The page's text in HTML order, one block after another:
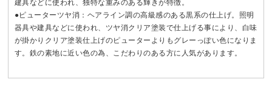
建具などに使われ、独特な重みのある輝きが特徴。
●ピューターツヤ消：ヘアライン調の高級感のある黒系の仕上げ。照明
器具や建具などに使われ、ツヤ消クリア塗装で仕上げる事により、白味
が掛かりクリア塗装仕上げのピューターよりもグレーっぽい色になりま
す。鉄の素地に近い色の為、こだわりのある方に人気があります。